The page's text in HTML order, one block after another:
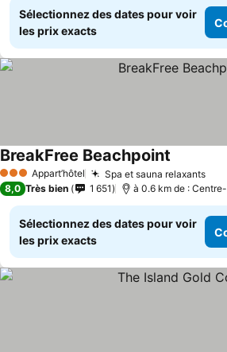
Sélectionnez des dates pour voir
les prix exacts
3 ÉtoilesAppart’hôtel Spa et sauna relaxants
BreakFree Beachpoint
8,0 Très bien 1 651 à 0.6 km de :
Sélectionnez des dates pour voir
les prix exacts